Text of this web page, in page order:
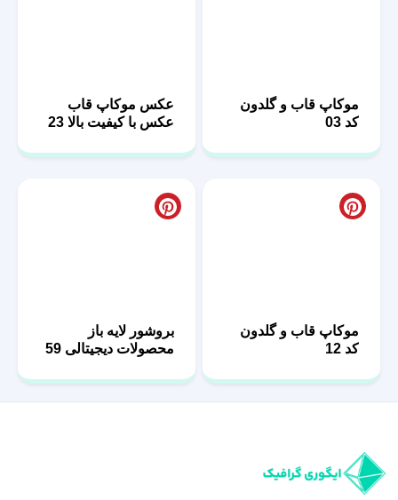
کد 03
ایگوری گرافیک مرجع خرید فایل‌های گرافیکی لایه‌باز حرفه‌ای است. از